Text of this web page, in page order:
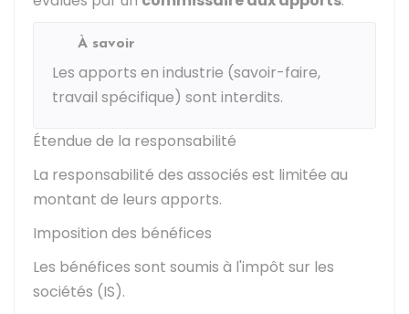
À savoir
Les apports en industrie (savoir-faire,
travail spécifique) sont interdits.
Étendue de la responsabilité
La responsabilité des associés est limitée au
montant de leurs apports.
Imposition des bénéfices
Les bénéfices sont soumis à l'impôt sur les
sociétés (IS).